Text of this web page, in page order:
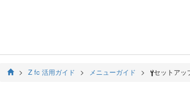
Z fc 活用ガイド メニューガイド Bセットアッ